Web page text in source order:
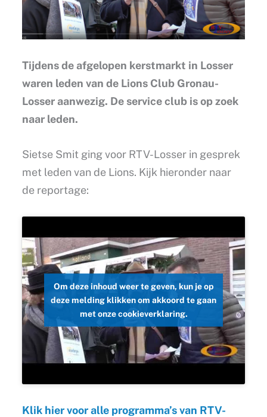
Tijdens de afgelopen kerstmarkt in Losser
waren leden van de Lions Club Gronau-
Losser aanwezig. De service club is op zoek
naar leden.
Sietse Smit ging voor RTV-Losser in gesprek
met leden van de Lions. Kijk hieronder naar
de reportage:
Om deze inhoud weer te geven, kun je op
deze melding klikken om akkoord te gaan
met onze cookieverklaring.
Klik hier voor alle programma’s van RTV-